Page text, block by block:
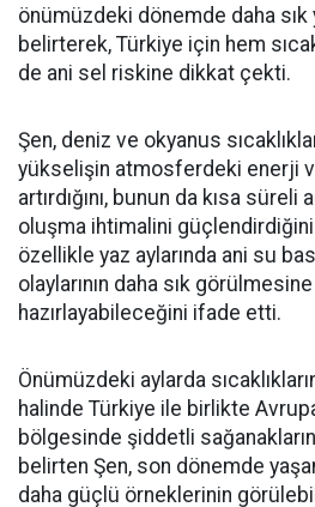
önümüzdeki dönemde daha
belirterek, Türkiye için hem
de ani sel riskine dikkat çekti.
Şen, deniz ve okyanus
yükselişin atmosferdeki enerji
artırdığını, bunun da kısa süreli
oluşma ihtimalini
özellikle yaz aylarında ani su
olaylarının daha sık
hazırlayabileceğini ifade etti.
Önümüzdeki aylarda
halinde Türkiye ile birlikte
bölgesinde şiddetli
belirten Şen, son dönemde
daha güçlü örneklerinin